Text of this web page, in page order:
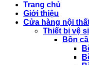
Trang chủ
Giới thiệu
Cửa hàng nội
Thiết bị vệ
Bồn